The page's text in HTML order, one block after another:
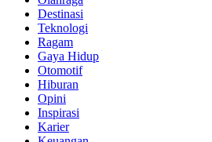
Destinasi
Teknologi
Ragam
Gaya Hidup
Otomotif
Hiburan
Opini
Inspirasi
Karier